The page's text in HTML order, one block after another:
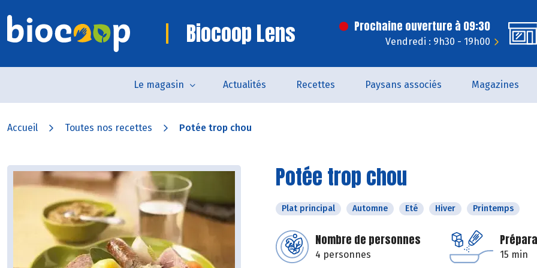
Biocoop Lens Prochaine ouverture à 09:30
Vendredi : 9h30 - 19h00
Le magasin Actualités Recettes Paysans associés Magazines
Accueil Toutes nos recettes Potée trop chou
Potée trop chou
Plat principal Automne Eté Hiver Printemps
Nombre de personnes
4 personnes 15 min